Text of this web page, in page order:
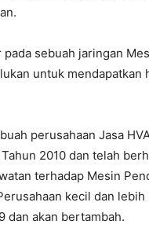
sebuah jaringan
untuk mendapatkan
perusahaan Jasa
2010 dan telah
terhadap Mesin
kecil dan lebih
dan akan bertambah.